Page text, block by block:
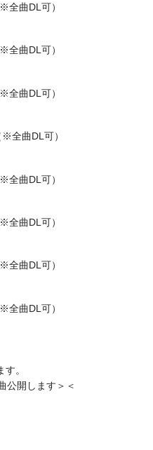
※全曲DL可）
※全曲DL可）
※全曲DL可）
※全曲DL可）
※全曲DL可）
※全曲DL可）
※全曲DL可）
※全曲DL可）
。
公開します＞＜